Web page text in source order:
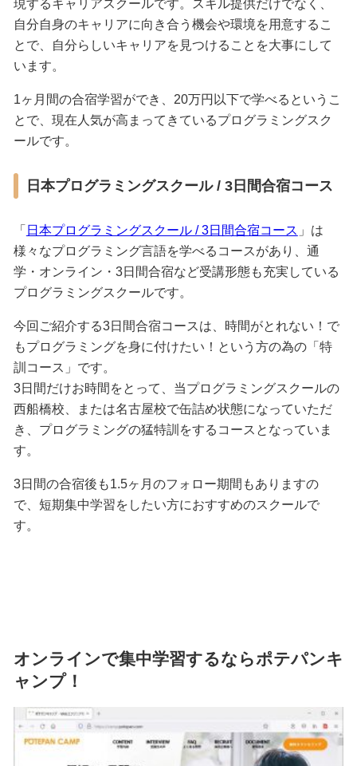
現するキャリアスクールです。スキル提供だけでなく、
自分自身のキャリアに向き合う機会や環境を用意するこ
とで、自分らしいキャリアを見つけることを大事にして
います。
1ヶ月間の合宿学習ができ、20万円以下で学べるというこ
とで、現在人気が高まってきているプログラミングスク
ールです。
日本プログラミングスクール / 3日間合宿コース
「 日本プログラミングスクール / 3日間合宿コース 」は
様々なプログラミング言語を学べるコースがあり、通
学・オンライン・3日間合宿など受講形態も充実している
プログラミングスクールです。
今回ご紹介する3日間合宿コースは、時間がとれない！で
もプログラミングを身に付けたい！という方の為の「特
訓コース」です。
3日間だけお時間をとって、当プログラミングスクールの
西船橋校、または名古屋校で缶詰め状態になっていただ
き、プログラミングの猛特訓をするコースとなっていま
す。
3日間の合宿後も1.5ヶ月のフォロー期間もありますの
で、短期集中学習をしたい方におすすめのスクールで
す。
オンラインで集中学習するならポテパンキ
ャンプ！